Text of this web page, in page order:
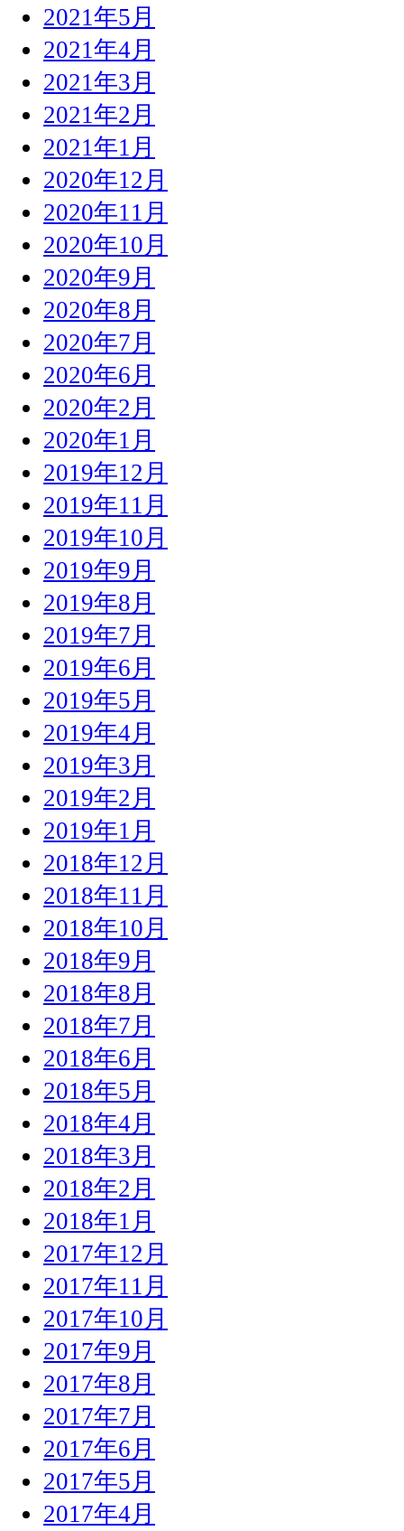
2021年5月
2021年4月
2021年3月
2021年2月
2021年1月
2020年12月
2020年11月
2020年10月
2020年9月
2020年8月
2020年7月
2020年6月
2020年2月
2020年1月
2019年12月
2019年11月
2019年10月
2019年9月
2019年8月
2019年7月
2019年6月
2019年5月
2019年4月
2019年3月
2019年2月
2019年1月
2018年12月
2018年11月
2018年10月
2018年9月
2018年8月
2018年7月
2018年6月
2018年5月
2018年4月
2018年3月
2018年2月
2018年1月
2017年12月
2017年11月
2017年10月
2017年9月
2017年8月
2017年7月
2017年6月
2017年5月
2017年4月